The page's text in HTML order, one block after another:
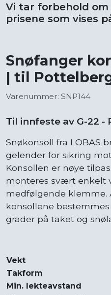
Vi tar forbehold
prisene som vises
Snøfanger
| til
Varenummer: SNP144
Til innfeste av G-22
Snøkonsoll fra LOBAS
gelender for sikring
Konsollen er nøye
monteres svært enkelt
medfølgende klemme.
konsollene
grader på taket og
Vekt
Takform
Min. lekteavstand